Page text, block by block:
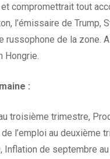
et compromettrait tout
l’émissaire de
russophone de la zone.
Hongrie.
:
troisième trimestre,
l’emploi au
Inflation de septembre